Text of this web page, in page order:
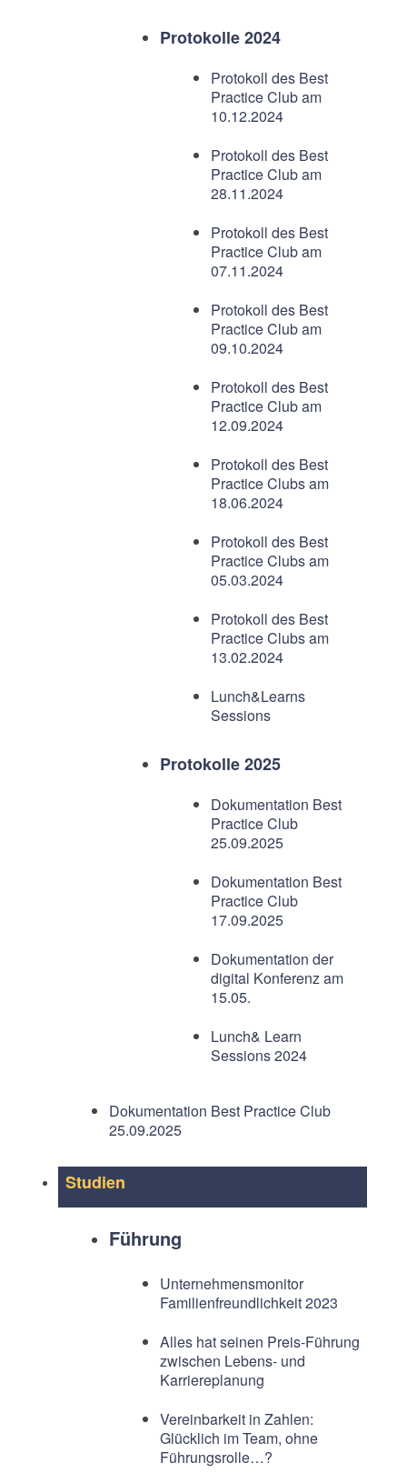
Protokolle 2024
Protokoll des Best
Practice Club am
10.12.2024
Protokoll des Best
Practice Club am
28.11.2024
Protokoll des Best
Practice Club am
07.11.2024
Protokoll des Best
Practice Club am
09.10.2024
Protokoll des Best
Practice Club am
12.09.2024
Protokoll des Best
Practice Clubs am
18.06.2024
Protokoll des Best
Practice Clubs am
05.03.2024
Protokoll des Best
Practice Clubs am
13.02.2024
Lunch&Learns
Sessions
Protokolle 2025
Dokumentation Best
Practice Club
25.09.2025
Dokumentation Best
Practice Club
17.09.2025
Dokumentation der
digital Konferenz am
15.05.
Lunch& Learn
Sessions 2024
Dokumentation Best Practice Club
25.09.2025
Studien
Führung
Unternehmensmonitor
Familienfreundlichkeit 2023
Alles hat seinen Preis-Führung
zwischen Lebens- und
Karriereplanung
Vereinbarkeit in Zahlen:
Glücklich im Team, ohne
Führungsrolle…?